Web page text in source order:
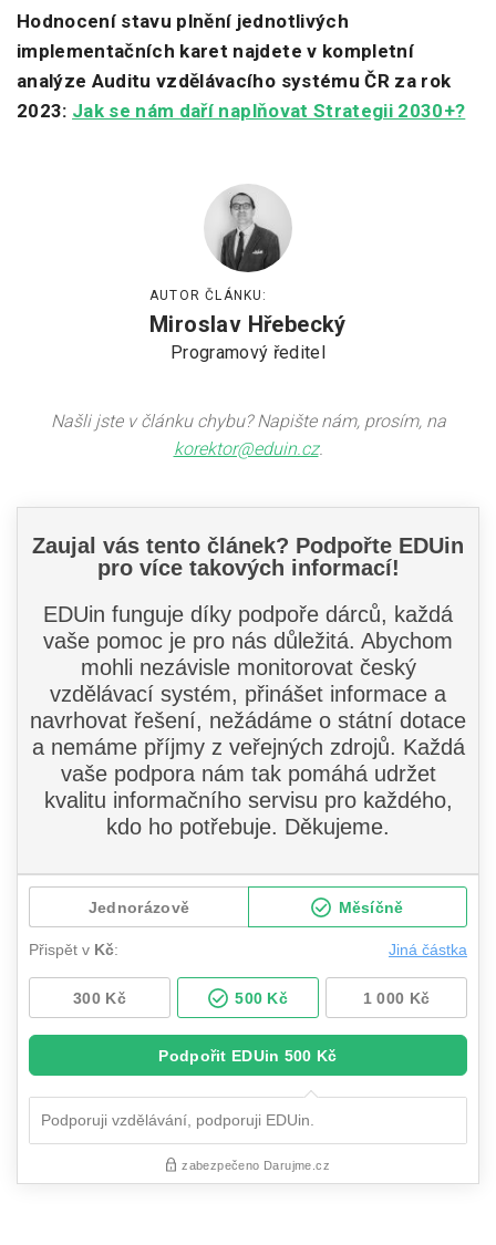
Hodnocení stavu plnění jednotlivých
implementačních karet najdete v kompletní
analýze Auditu vzdělávacího systému ČR za rok
2023: Jak se nám daří naplňovat Strategii 2030+?
AUTOR ČLÁNKU:
Miroslav Hřebecký
Programový ředitel
Našli jste v článku chybu? Napište nám, prosím, na
korektor@eduin.cz.